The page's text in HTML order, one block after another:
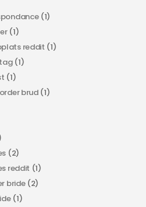
(1)
(1)
reddit (1)
(1)
(1)
brud(1)
(2)
reddit (1)
bride(2)
(1)